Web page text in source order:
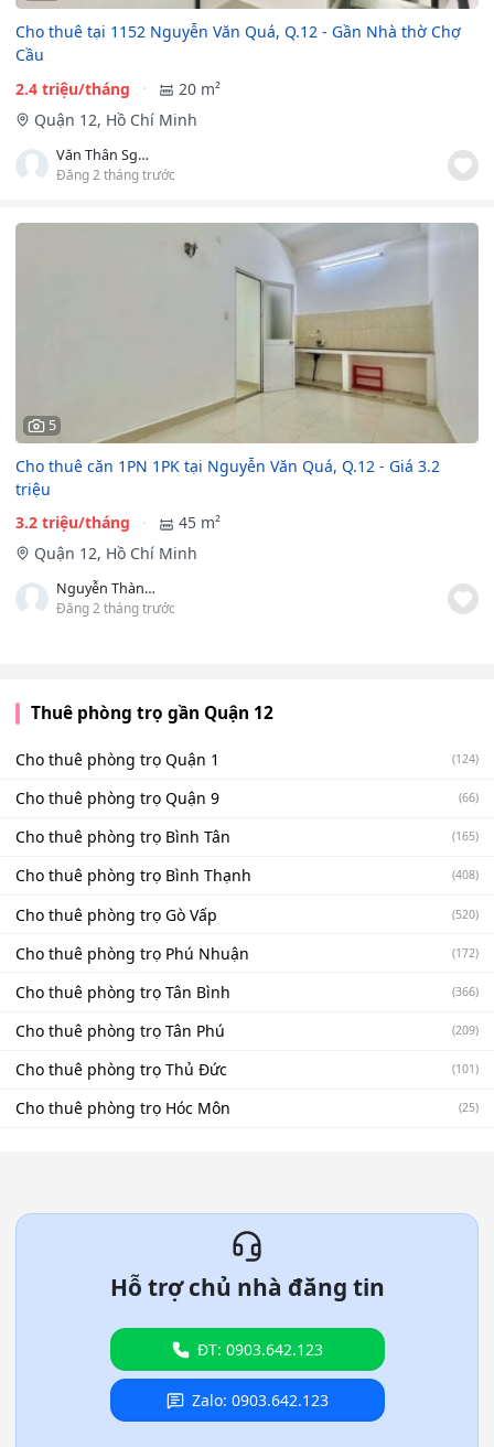
Cho thuê tại 1152 Nguyễn Văn Quá, Q.12 - Gần Nhà thờ Chợ
Cầu
2.4 triệu/tháng
20 m²
Quận 12, Hồ Chí Minh
Văn Thân Sghouses
Đăng 2 tháng trước
5
Cho thuê căn 1PN 1PK tại Nguyễn Văn Quá, Q.12 - Giá 3.2
triệu
3.2 triệu/tháng
45 m²
Quận 12, Hồ Chí Minh
Nguyễn Thành Luân
Đăng 2 tháng trước
Thuê phòng trọ gần Quận 12
Cho thuê phòng trọ Quận 1 (124)
Cho thuê phòng trọ Quận 9 (66)
Cho thuê phòng trọ Bình Tân (165)
Cho thuê phòng trọ Bình Thạnh (408)
Cho thuê phòng trọ Gò Vấp (520)
Cho thuê phòng trọ Phú Nhuận (172)
Cho thuê phòng trọ Tân Bình (366)
Cho thuê phòng trọ Tân Phú (209)
Cho thuê phòng trọ Thủ Đức (101)
Cho thuê phòng trọ Hóc Môn (25)
Hỗ trợ chủ nhà đăng tin
ĐT: 0903.642.123
Zalo: 0903.642.123